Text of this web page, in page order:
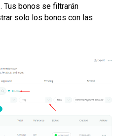
. Tus bonos se filtrarán
solo los bonos con las